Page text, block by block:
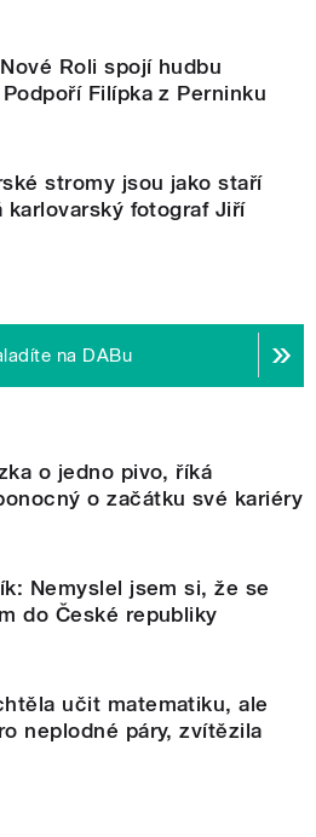
Roli spojí hudbu
Filípka z Perninku
stromy jsou jako staří
karlovarský fotograf Jiří
na DABu
o jedno pivo, říká
o začátku své kariéry
Nemyslel jsem si, že se
do České republiky
učit matematiku, ale
neplodné páry, zvítězila